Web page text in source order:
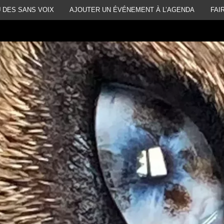
DES SANS VOIX AJOUTER UN ÉVÉNEMENT À L’AGENDA